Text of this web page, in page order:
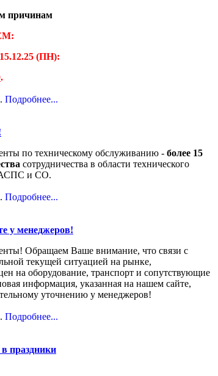
причинам
(ПН):
.
Подробнее...
по техническому обслуживанию - более 15
сотрудничества в области технического
АСПС и СО.
Подробнее...
у менеджеров!
Обращаем Ваше внимание, что связи с
текущей ситуацией на рынке,
на оборудование, транспорт и сопутствующие
информация, указанная на нашем сайте,
уточнению у менеджеров!
Подробнее...
праздники